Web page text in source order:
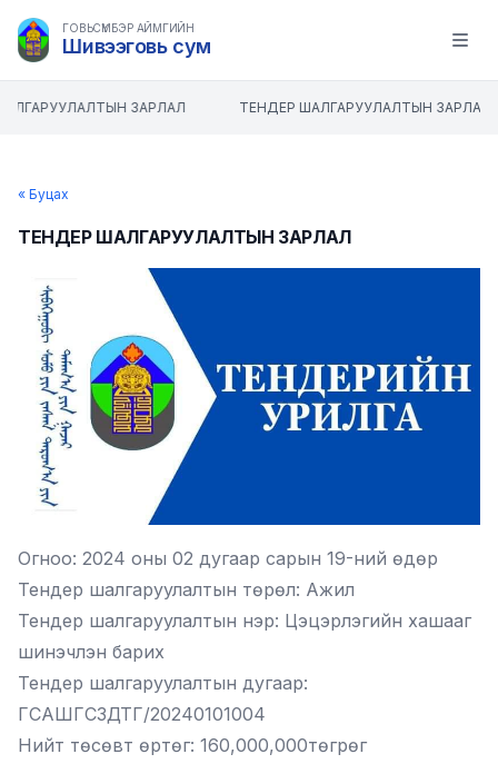
ГОВЬСҮМБЭР АЙМГИЙН
Шивээговь сум Open
ЗАРЛАЛ ТЕНДЕР ШАЛГАРУУЛАЛТЫН ЗАРЛАЛ
« Буцах
ТЕНДЕР ШАЛГАРУУЛАЛТЫН ЗАРЛАЛ
Огноо: 2024 оны 02 дугаар сарын 19-ний өдөр
Тендер шалгаруулалтын төрөл: Ажил
Тендер шалгаруулалтын нэр: Цэцэрлэгийн хашааг
шинэчлэн барих
Тендер шалгаруулалтын дугаар:
ГСАШГСЗДТГ/20240101004
Нийт төсөвт өртөг: 160,000,000төгрөг